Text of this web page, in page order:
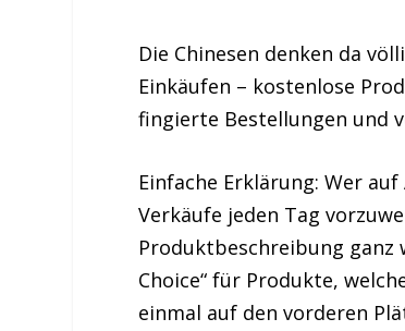
Die Chinesen denken da
Einkäufen – kostenlose
fingierte Bestellungen und
Einfache Erklärung: Wer
Verkäufe jeden Tag
Produktbeschreibung ganz
Choice“ für Produkte,
einmal auf den vorderen